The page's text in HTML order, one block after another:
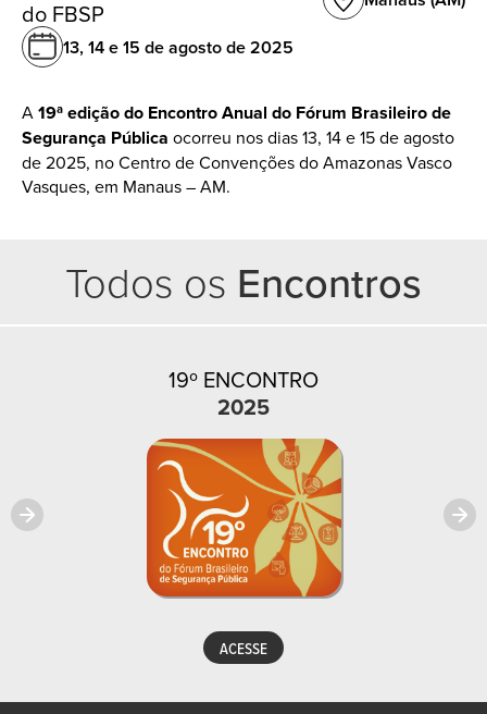
do FBSP
13, 14 e 15 deagosto de 2025
A19ª edição do Encontro Anual do Fórum Brasileiro de
Segurança Pública ocorreu nos dias 13, 14 e 15 de agosto
de 2025, no Centro de Convenções do Amazonas Vasco
Vasques, em Manaus – AM.
Todos os Encontros
19º ENCONTRO
2025
ACESSE